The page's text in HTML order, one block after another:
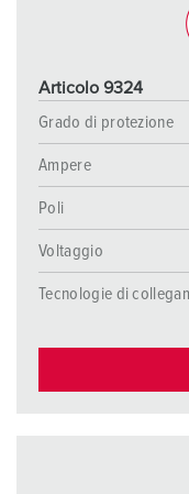
Articolo 9324
Grado di protezione
Ampere
Poli
Voltaggio
Tecnologie di